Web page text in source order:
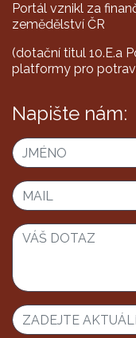
Portál vznikl za
zemědělství ČR
(dotační titul 10.E.a
platformy pro
Napište nám: